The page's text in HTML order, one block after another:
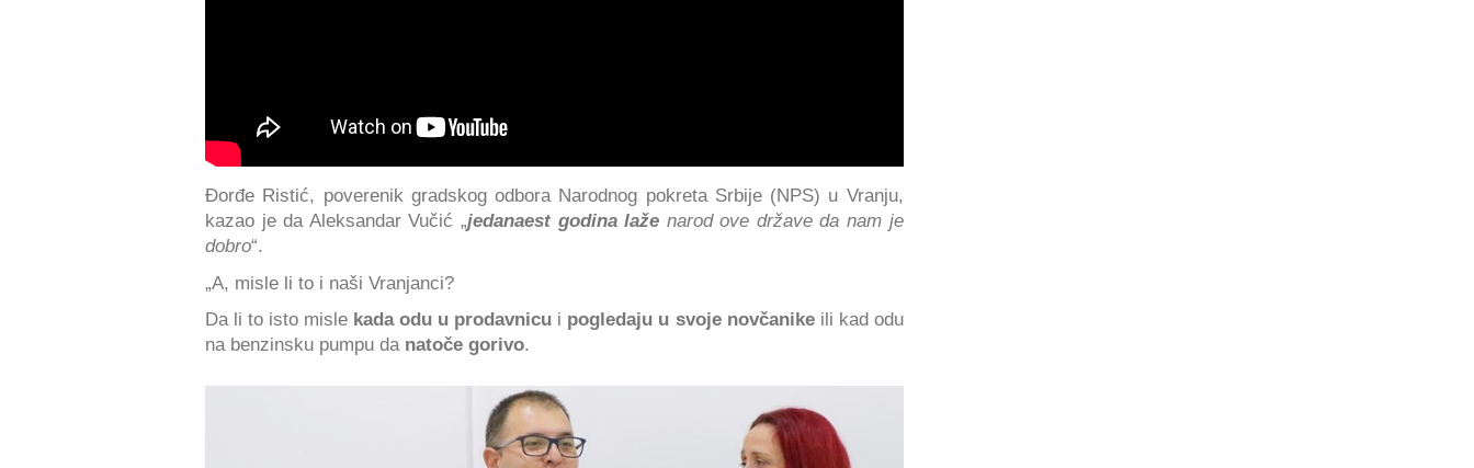
Đorđe Ristić, poverenik gradskog odbora Narodnog pokreta Srbije (NPS) u Vranju,
kazao je da Aleksandar Vučić „jedanaest godina laže narod ove države da nam je
dobro“.
„A, misle li to i naši Vranjanci?
Da li to isto misle kada odu u prodavnicu i pogledaju u svoje novčanikeili kad odu
na benzinsku pumpu da natoče gorivo.